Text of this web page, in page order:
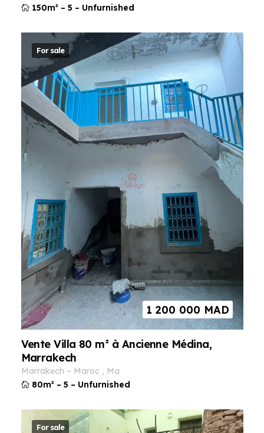
150m² – 5 – Unfurnished
For sale
1 200 000 MAD
Vente Villa 80 m² à Ancienne Médina,
Marrakech
marrakech – maroc ,
ma
80m² – 5 – Unfurnished
For sale